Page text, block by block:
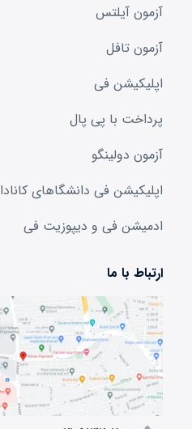
آزمون آیلتس
آزمون تافل
اپلیکیشن فی
پرداخت با پی پال
آزمون دولینگو
اپلیکیشن فی دانشگا‌های کانادا
ادمیشن فی و دیپوزیت فی
ارتباط با ما